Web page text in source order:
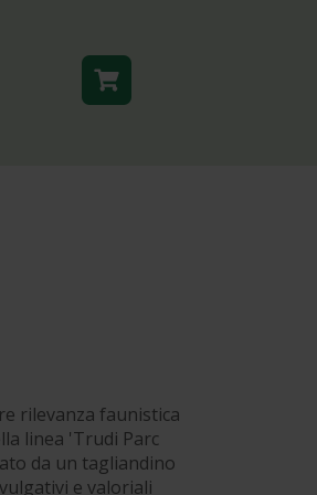
rilevanza faunistica
linea 'Trudi Parc
da un tagliandino
e valoriali